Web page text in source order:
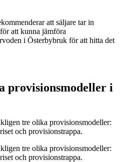
att säljare tar in
att kunna jämföra
i Österbybruk för att hitta det
provisionsmodeller i
tre olika provisionsmodeller:
och provisionstrappa.
tre olika provisionsmodeller:
och provisionstrappa.